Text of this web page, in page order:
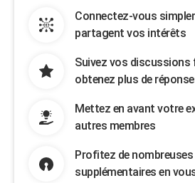
Connectez-vous
partagent vos intérêts
Suivez vos discussions
obtenez plus de
Mettez en avant votre
autres membres
Profitez de
supplémentaires en